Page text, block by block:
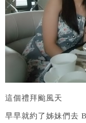
這個禮拜颱風天
早早就約了姊妹們去